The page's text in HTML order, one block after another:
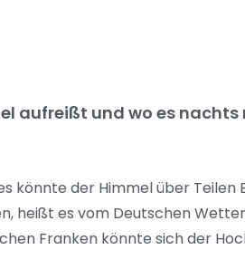
aufreißt und wo es
könnte der Himmel über Teilen
heißt es vom Deutschen
Franken könnte sich der